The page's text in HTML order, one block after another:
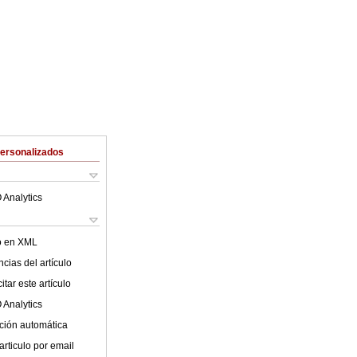
Analytics
en XML
del artículo
este artículo
Analytics
automática
por email